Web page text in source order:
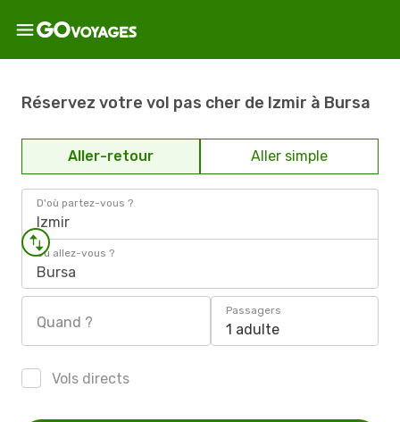
Réservez votre vol pas cher de Izmir à Bursa
Aller-retour Aller simple
D'où partez-vous ?
Izmir
Où allez-vous ?
Bursa
Quand ?
Passagers
1 adulte
Vols directs